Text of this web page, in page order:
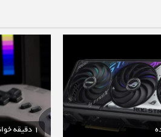
1 دقیقه خوانده شده